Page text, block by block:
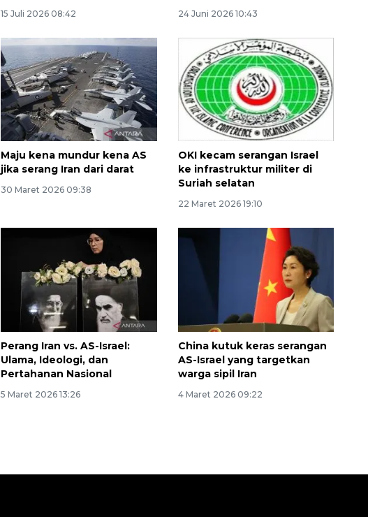
15 Juli 2026 08:42 24 Juni 2026 10:43
Maju kena mundur kena AS
jika serang Iran dari darat
30 Maret 2026 09:38
OKI kecam serangan Israel
ke infrastruktur militer di
Suriah selatan
22 Maret 2026 19:10
Perang Iran vs. AS-Israel:
Ulama, Ideologi, dan
Pertahanan Nasional
5 Maret 2026 13:26
China kutuk keras serangan
AS-Israel yang targetkan
warga sipil Iran
4 Maret 2026 09:22
Memberantas kejahatan
jalanan Jakarta
2026-08-05 18:00:00